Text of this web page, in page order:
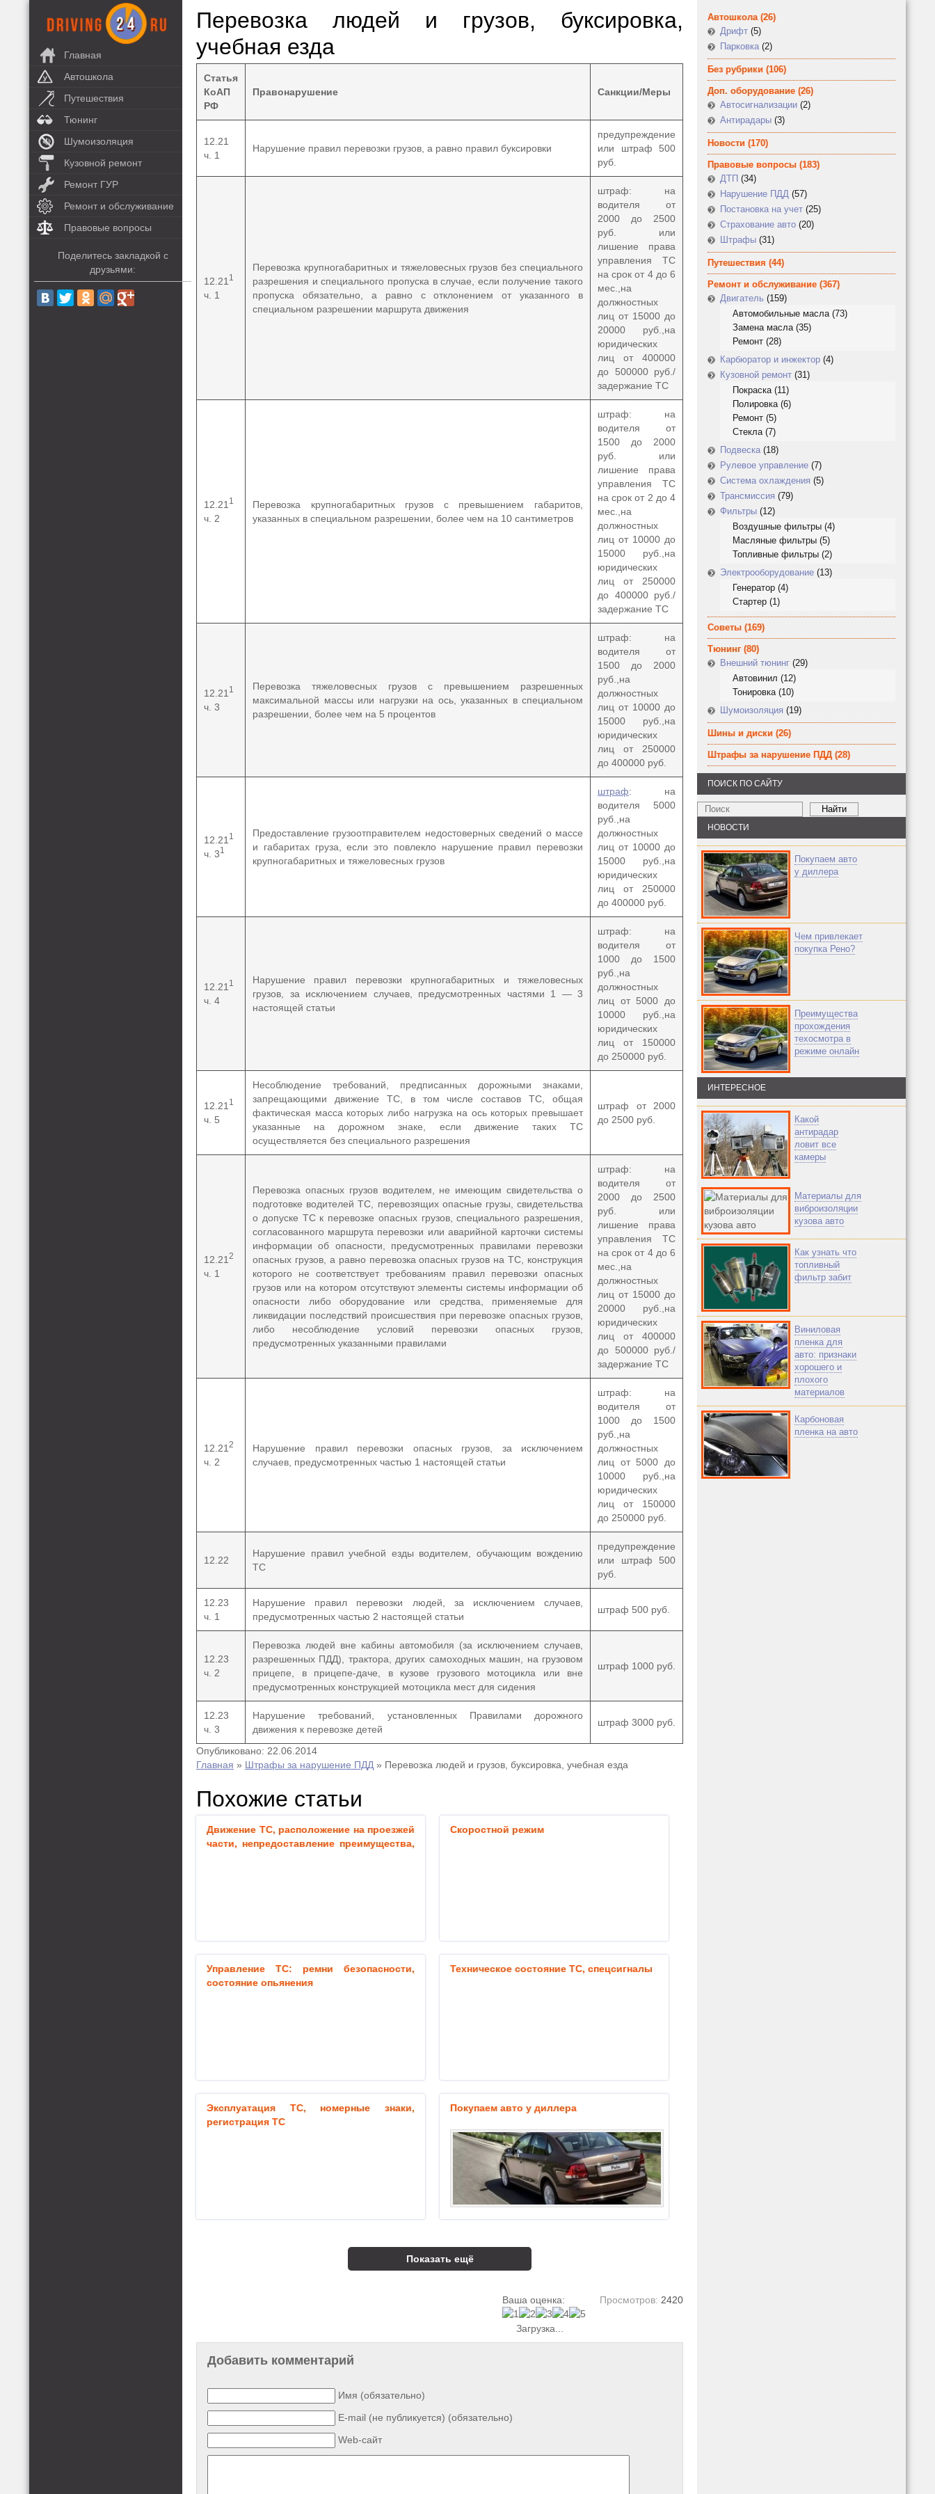
Главная
Автошкола
Путешествия
Тюнинг
Шумоизоляция
Кузовной ремонт
Ремонт ГУР
Ремонт и обслуживание
Правовые вопросы
Поделитесь закладкой с
друзьями:
Перевозка людей и грузов, буксировка,
учебная езда
Статья
КоАП
РФ
Правонарушение Санкции/Меры
12.21
ч. 1
Нарушение правил перевозки грузов, а равно правил буксировки
предупреждение
или штраф 500
руб.
12.21 1
ч. 1
Перевозка крупногабаритных и тяжеловесных грузов без специального
разрешения и специального пропуска в случае, если получение такого
пропуска обязательно, а равно с отклонением от указанного в
специальном разрешении маршрута движения
штраф: на
водителя от
2000 до 2500
руб. или
лишение права
управления ТС
на срок от 4 до 6
мес., на
должностных
лиц от 15000 до
20000 руб., на
юридических
лиц от 400000
до 500000 руб. /
задержание ТС
12.21 1
ч. 2
Перевозка крупногабаритных грузов с превышением габаритов,
указанных в специальном разрешении, более чем на 10 сантиметров
штраф: на
водителя от
1500 до 2000
руб. или
лишение права
управления ТС
на срок от 2 до 4
мес., на
должностных
лиц от 10000 до
15000 руб., на
юридических
лиц от 250000
до 400000 руб. /
задержание ТС
12.21 1
ч. 3
Перевозка тяжеловесных грузов с превышением разрешенных
максимальной массы или нагрузки на ось, указанных в специальном
разрешении, более чем на 5 процентов
штраф: на
водителя от
1500 до 2000
руб., на
должностных
лиц от 10000 до
15000 руб., на
юридических
лиц от 250000
до 400000 руб.
12.21 1
ч. 31
Предоставление грузоотправителем недостоверных сведений о массе
и габаритах груза, если это повлекло нарушение правил перевозки
крупногабаритных и тяжеловесных грузов
штраф: на
водителя 5000
руб., на
должностных
лиц от 10000 до
15000 руб., на
юридических
лиц от 250000
до 400000 руб.
12.21 1
ч. 4
Нарушение правил перевозки крупногабаритных и тяжеловесных
грузов, за исключением случаев, предусмотренных частями 1 — 3
настоящей статьи
штраф: на
водителя от
1000 до 1500
руб., на
должностных
лиц от 5000 до
10000 руб., на
юридических
лиц от 150000
до 250000 руб.
12.21 1
ч. 5
Несоблюдение требований, предписанных дорожными знаками,
запрещающими движение ТС, в том числе составов ТС, общая
фактическая масса которых либо нагрузка на ось которых превышает
указанные на дорожном знаке, если движение таких ТС
осуществляется без специального разрешения
штраф от 2000
до 2500 руб.
12.21 2
ч. 1
Перевозка опасных грузов водителем, не имеющим свидетельства о
подготовке водителей ТС, перевозящих опасные грузы, свидетельства
о допуске ТС к перевозке опасных грузов, специального разрешения,
согласованного маршрута перевозки или аварийной карточки системы
информации об опасности, предусмотренных правилами перевозки
опасных грузов, а равно перевозка опасных грузов на ТС, конструкция
которого не соответствует требованиям правил перевозки опасных
грузов или на котором отсутствуют элементы системы информации об
опасности либо оборудование или средства, применяемые для
ликвидации последствий происшествия при перевозке опасных грузов,
либо несоблюдение условий перевозки опасных грузов,
предусмотренных указанными правилами
штраф: на
водителя от
2000 до 2500
руб. или
лишение права
управления ТС
на срок от 4 до 6
мес., на
должностных
лиц от 15000 до
20000 руб., на
юридических
лиц от 400000
до 500000 руб. /
задержание ТС
12.21 2
ч. 2
Нарушение правил перевозки опасных грузов, за исключением
случаев, предусмотренных частью 1 настоящей статьи
штраф: на
водителя от
1000 до 1500
руб., на
должностных
лиц от 5000 до
10000 руб., на
юридических
лиц от 150000
до 250000 руб.
12.22
Нарушение правил учебной езды водителем, обучающим вождению
ТС
предупреждение
или штраф 500
руб.
12.23
ч. 1
Нарушение правил перевозки людей, за исключением случаев,
предусмотренных частью 2 настоящей статьи
штраф 500 руб.
12.23
ч. 2
Перевозка людей вне кабины автомобиля (за исключением случаев,
разрешенных ПДД), трактора, других самоходных машин, на грузовом
прицепе, в прицепе-даче, в кузове грузового мотоцикла или вне
предусмотренных конструкцией мотоцикла мест для сидения
штраф 1000 руб.
12.23
ч. 3
Нарушение требований, установленных Правилами дорожного
движения к перевозке детей
штраф 3000 руб.
Опубликовано: 22.06.2014
Главная » Штрафы за нарушение ПДД » Перевозка людей и грузов, буксировка, учебная езда
Похожие статьи
Движение ТС, расположение на проезжей
части, непредоставление преимущества,
Скоростной режим
Управление ТС: ремни безопасности,
состояние опьянения
Техническое состояние ТС, спецсигналы
Эксплуатация ТС, номерные знаки,
регистрация ТС
Покупаем авто у диллера
Показать ещё
Просмотров: 2420
Ваша оценка:
Загрузка...
Добавить комментарий
Имя (обязательно)
E-mail (не публикуется) (обязательно)
Web-сайт
Автошкола(26)
Дрифт (5)
Парковка (2)
Без рубрики (106)
Доп. оборудование (26)
Автосигнализации (2)
Антирадары (3)
Новости (170)
Правовые вопросы (183)
ДТП (34)
Нарушение ПДД (57)
Постановка на учет (25)
Страхование авто (20)
Штрафы (31)
Путешествия (44)
Ремонт и обслуживание (367)
Двигатель (159)
Автомобильные масла(73)
Замена масла(35)
Ремонт (28)
Карбюратор и инжектор (4)
Кузовной ремонт (31)
Покраска(11)
Полировка(6)
Ремонт (5)
Стекла(7)
Подвеска (18)
Рулевое управление (7)
Система охлаждения (5)
Трансмиссия (79)
Фильтры (12)
Воздушные фильтры (4)
Масляные фильтры (5)
Топливные фильтры (2)
Электрооборудование (13)
Генератор (4)
Стартер (1)
Советы (169)
Тюнинг (80)
Внешний тюнинг (29)
Автовинил (12)
Тонировка(10)
Шумоизоляция (19)
Шины и диски (26)
Штрафы за нарушение ПДД (28)
ПОИСК ПО САЙТУ
НОВОСТИ
Покупаем авто
у диллера
Чем привлекает
покупка Рено?
Преимущества
прохождения
техосмотра в
режиме онлайн
ИНТЕРЕСНОЕ
Какой
антирадар
ловит все
камеры
Материалы для
виброизоляции
кузова авто
Как узнать что
топливный
фильтр забит
Виниловая
пленка для
авто: признаки
хорошего и
плохого
материалов
Карбоновая
пленка на авто